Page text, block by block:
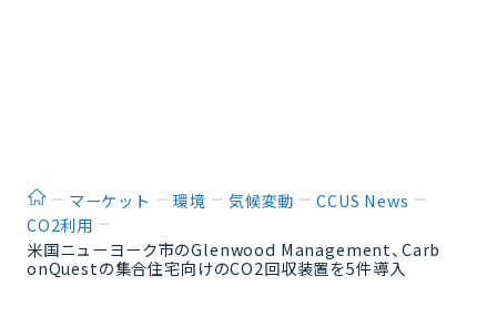
ホームマーケット 環境 気候変動
CCUS News
CO2利用
米国ニューヨーク市のGlenwood Management、Carb
onQuestの集合住宅向けのCO2回収装置を5件導入